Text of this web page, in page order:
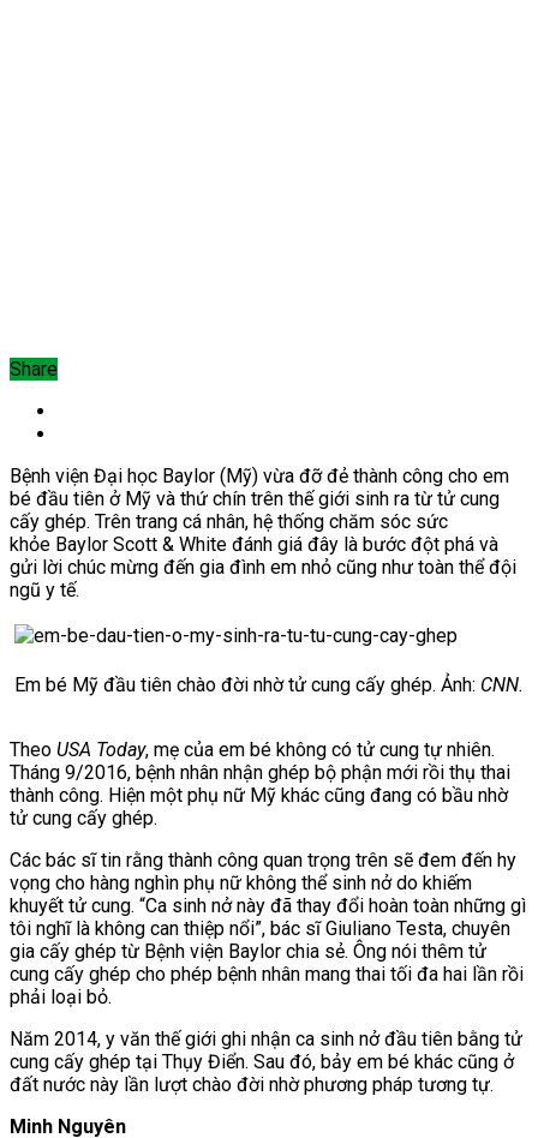
Share
Bệnh viện Đại học Baylor (Mỹ) vừa đỡ đẻ thành công cho em
bé đầu tiên ở Mỹ và thứ chín trên thế giới sinh ra từ tử cung
cấy ghép. Trên trang cá nhân, hệ thống chăm sóc sức
khỏe Baylor Scott & White đánh giá đây là bước đột phá và
gửi lời chúc mừng đến gia đình em nhỏ cũng như toàn thể đội
ngũ y tế.
Em bé Mỹ đầu tiên chào đời nhờ tử cung cấy ghép. Ảnh: CNN.
Theo USA Today, mẹ của em bé không có tử cung tự nhiên.
Tháng 9/2016, bệnh nhân nhận ghép bộ phận mới rồi thụ thai
thành công. Hiện một phụ nữ Mỹ khác cũng đang có bầu nhờ
tử cung cấy ghép.
Các bác sĩ tin rằng thành công quan trọng trên sẽ đem đến hy
vọng cho hàng nghìn phụ nữ không thể sinh nở do khiếm
khuyết tử cung. “Ca sinh nở này đã thay đổi hoàn toàn những gì
tôi nghĩ là không can thiệp nổi”, bác sĩ Giuliano Testa, chuyên
gia cấy ghép từ Bệnh viện Baylor chia sẻ. Ông nói thêm tử
cung cấy ghép cho phép bệnh nhân mang thai tối đa hai lần rồi
phải loại bỏ.
Năm 2014, y văn thế giới ghi nhận ca sinh nở đầu tiên bằng tử
cung cấy ghép tại Thụy Điển. Sau đó, bảy em bé khác cũng ở
đất nước này lần lượt chào đời nhờ phương pháp tương tự.
Minh Nguyên